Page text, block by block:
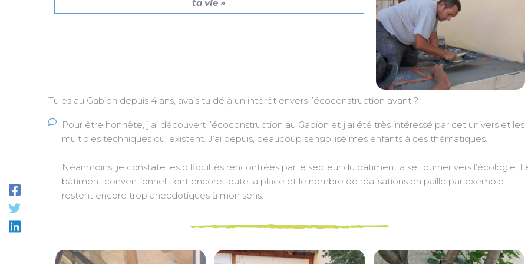
ta vie »
Tu es au Gabion depuis 4 ans, avais tu déjà un intérêt envers l’écoconstruction avant ?
Pour être honnête, j’ai découvert l’écoconstruction au Gabion et j’ai été très intéressé par cet univers et les
multiples techniques qui existent. J’ai depuis, beaucoup sensibilisé mes enfants à ces thématiques.
Néanmoins, je constate les difficultés rencontrées par le secteur du bâtiment à se tourner vers l’écologie.
bâtiment conventionnel tient encore toute la place et le nombre de réalisations en paille par exemple
restent encore trop anecdotiques à mon sens.